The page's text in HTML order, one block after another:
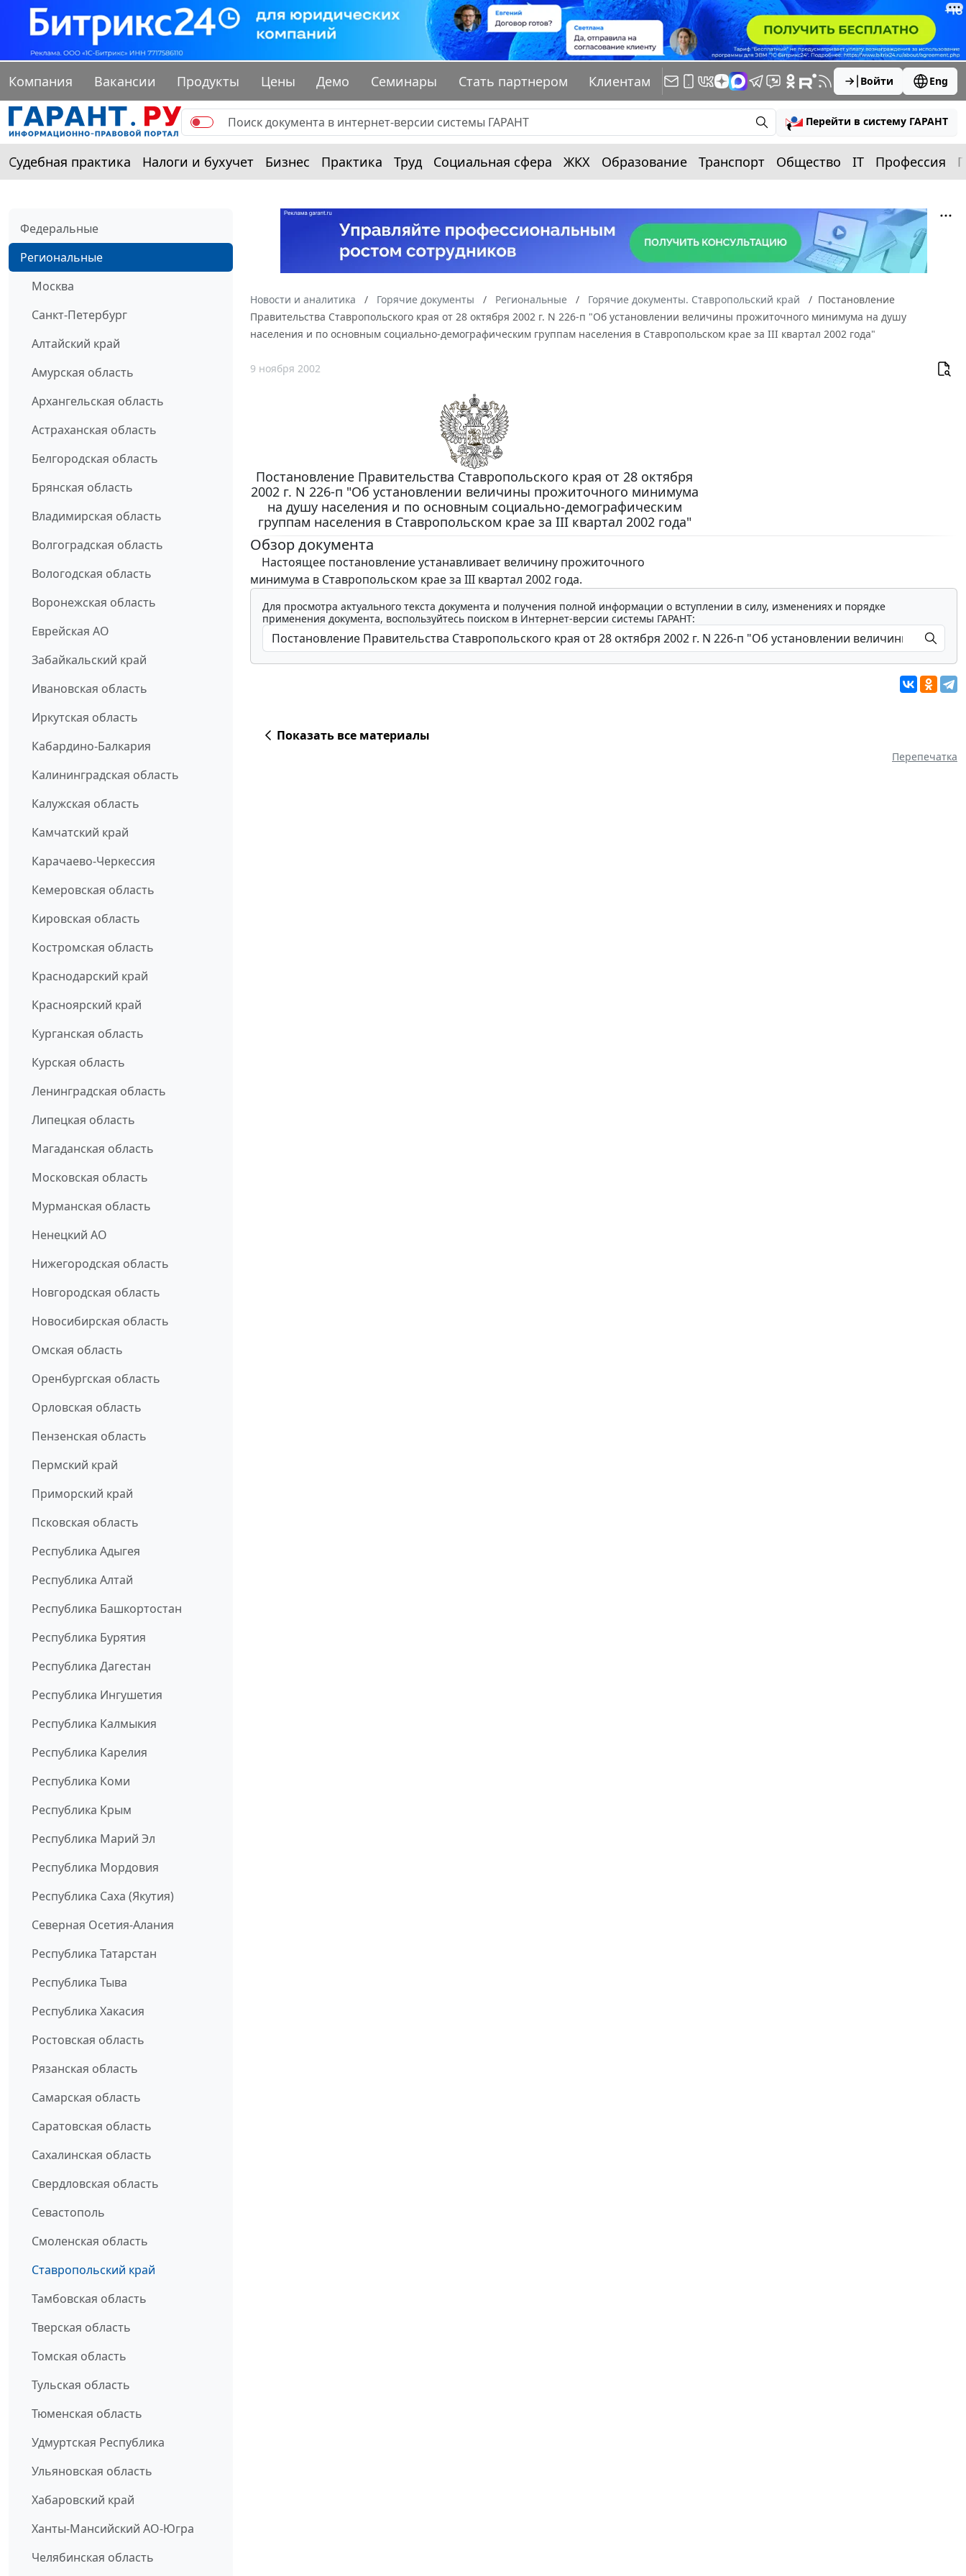
Компания Вакансии Продукты Цены Демо Семинары Стать партнером Клиентам Войти Eng
Перейти в систему ГАРАНТ
Судебная практика Налоги и бухучет Бизнес Практика Труд Социальная сфера ЖКХ Образование Транспорт Общество IT Профессия
Федеральные
Региональные
Москва
Санкт-Петербург
Алтайский край
Амурская область
Архангельская область
Астраханская область
Белгородская область
Брянская область
Владимирская область
Волгоградская область
Вологодская область
Воронежская область
Еврейская АО
Забайкальский край
Ивановская область
Иркутская область
Кабардино-Балкария
Калининградская область
Калужская область
Камчатский край
Карачаево-Черкессия
Кемеровская область
Кировская область
Костромская область
Краснодарский край
Красноярский край
Курганская область
Курская область
Ленинградская область
Липецкая область
Магаданская область
Московская область
Мурманская область
Ненецкий АО
Нижегородская область
Новгородская область
Новосибирская область
Омская область
Оренбургская область
Орловская область
Пензенская область
Пермский край
Приморский край
Псковская область
Республика Адыгея
Республика Алтай
Республика Башкортостан
Республика Бурятия
Республика Дагестан
Республика Ингушетия
Республика Калмыкия
Республика Карелия
Республика Коми
Республика Крым
Республика Марий Эл
Республика Мордовия
Республика Саха (Якутия)
Северная Осетия-Алания
Республика Татарстан
Республика Тыва
Республика Хакасия
Ростовская область
Рязанская область
Самарская область
Саратовская область
Сахалинская область
Свердловская область
Севастополь
Смоленская область
Ставропольский край
Тамбовская область
Тверская область
Томская область
Тульская область
Тюменская область
Удмуртская Республика
Ульяновская область
Хабаровский край
Ханты-Мансийский АО-Югра
Челябинская область
Новости и аналитика Горячие документы Региональные Горячие документы. Ставропольский край
Постановление
Правительства Ставропольского края от 28 октября 2002 г. N 226-п "Об установлении величины прожиточного минимума на душу
населения и по основным социально-демографическим группам населения в Ставропольском крае за III квартал 2002 года"
9 ноября 2002
Постановление Правительства Ставропольского края от 28 октября
2002 г. N 226-п "Об установлении величины прожиточного минимума
на душу населения и по основным социально-демографическим
группам населения в Ставропольском крае за III квартал 2002 года"
Обзор документа
Настоящее постановление устанавливает величину прожиточного
минимума в Ставропольском крае за III квартал 2002 года.
Для просмотра актуального текста документа и получения полной информации о вступлении в силу, изменениях и порядке
применения документа, воспользуйтесь поиском в Интернет-версии системы ГАРАНТ:
Показать все материалы
Перепечатка